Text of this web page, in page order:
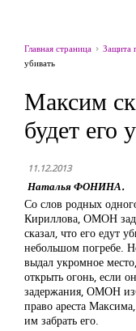
Главная страница Защита
убивать
Максим
будет его
11.12.2013
Наталья ФОНИНА.
Со слов родных
Кириллова, ОМОН
сказал, что его едут
небольшом погребе.
выдал укромное
открыть огонь, если
задержания, ОМОН
право ареста
им забрать его.